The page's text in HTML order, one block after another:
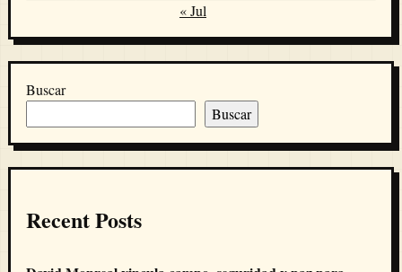
« Jul
Buscar
Buscar
Recent Posts